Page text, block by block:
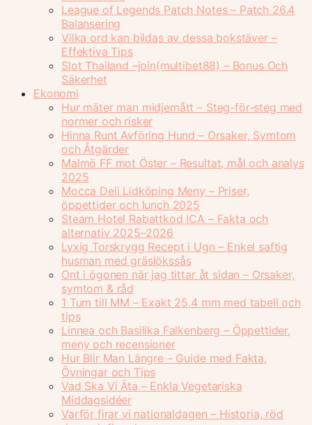
League of Legends Patch Notes – Patch 26.4
Balansering
Vilka ord kan bildas av dessa bokstäver –
Effektiva Tips
Slot Thailand –join(multibet88) – Bonus Och
Säkerhet
Ekonomi
Hur mäter man midjemått – Steg-för-steg med
normer och risker
Hinna Runt Avföring Hund – Orsaker, Symtom
och Åtgärder
Malmö FF mot Öster – Resultat, mål och analys
2025
Mocca Deli Lidköping Meny – Priser,
öppettider och lunch 2025
Steam Hotel Rabattkod ICA – Fakta och
alternativ 2025–2026
Lyxig Torskrygg Recept i Ugn – Enkel saftig
husman med gräslökssås
Ont i ögonen när jag tittar åt sidan – Orsaker,
symtom & råd
1 Tum till MM – Exakt 25,4 mm med tabell och
tips
Linnea och Basilika Falkenberg – Öppettider,
meny och recensioner
Hur Blir Man Längre – Guide med Fakta,
Övningar och Tips
Vad Ska Vi Äta – Enkla Vegetariska
Middagsidéer
Varför firar vi nationaldagen – Historia, röd